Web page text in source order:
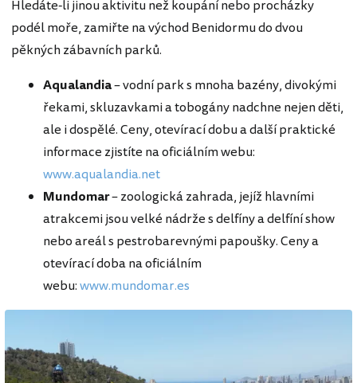
Hledáte-li jinou aktivitu než koupání nebo procházky
podél moře, zamiřte na východ Benidormu do dvou
pěkných zábavních parků.
Aqualandia– vodní park s mnoha bazény, divokými
řekami, skluzavkami a tobogány nadchne nejen děti,
ale i dospělé. Ceny, otevírací dobu a další praktické
informace zjistíte na oficiálním webu:
www.aqualandia.net
Mundomar– zoologická zahrada, jejíž hlavními
atrakcemi jsou velké nádrže s delfíny a delfíní show
nebo areál s pestrobarevnými papoušky. Ceny a
otevírací doba na oficiálním
webu:www.mundomar.es